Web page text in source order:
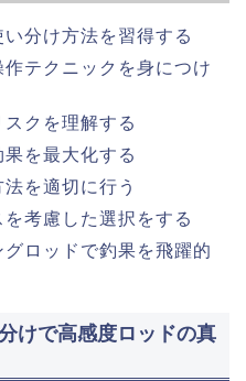
分け方法を習得する
テクニックを身につけ
クを理解する
を最大化する
を適切に行う
考慮した選択をする
ロッドで釣果を飛躍的
けで高感度ロッドの真